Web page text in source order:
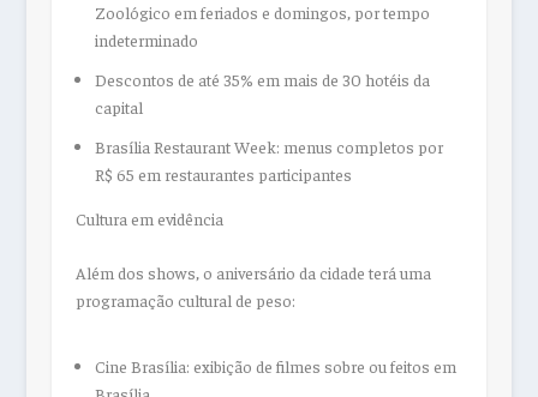
Zoológico em feriados e domingos, por tempo
indeterminado
Descontos de até 35% em mais de 30 hotéis da
capital
Brasília Restaurant Week: menus completos por
R$ 65 em restaurantes participantes
Cultura em evidência
Além dos shows, o aniversário da cidade terá uma
programação cultural de peso:
Cine Brasília: exibição de filmes sobre ou feitos em